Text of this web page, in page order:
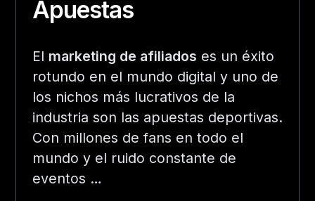
Apuestas
El marketing de afiliados es un éxito
rotundo en el mundo digital y uno de
los nichos más lucrativos de la
industria son las apuestas deportivas.
Con millones de fans en todo el
mundo y el ruido constante de
eventos …